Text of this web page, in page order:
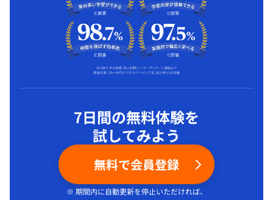
7日間の無料体験を
試してみよう
無料で会員登録
※ 期間内に自動更新を停止いただければ、